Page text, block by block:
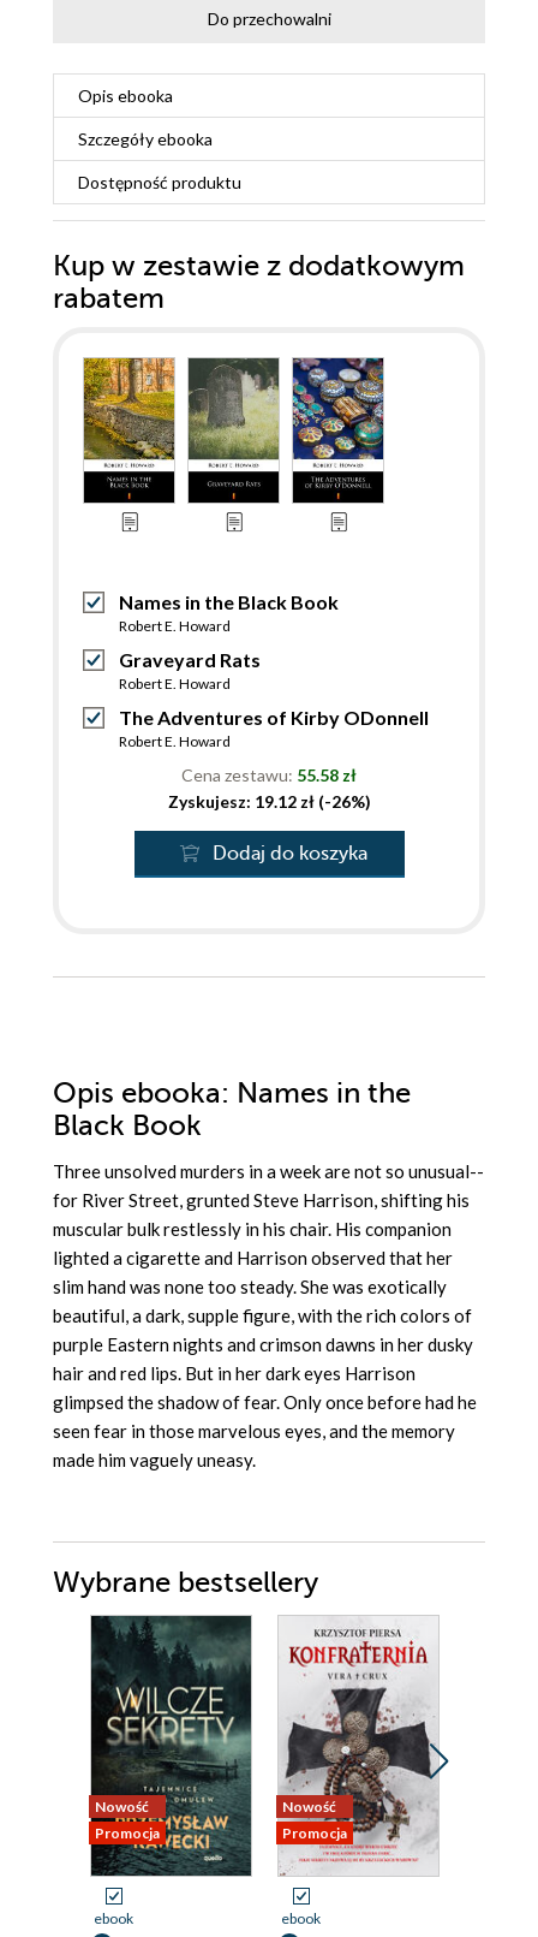
Do przechowalni
Opis ebooka
Szczegółyebooka
Dostępność produktu
Kup w zestawie z dodatkowym
rabatem
Names in the Black Book
Robert E. Howard
Graveyard Rats
Robert E. Howard
The Adventures of Kirby ODonnell
Robert E. Howard
Cena zestawu: 55.58 zł
Zyskujesz: 19.12 zł (-26%)
Dodaj do koszyka
Opis ebooka: Names in the
Black Book
Three unsolved murders in a week are not so unusual--
for River Street, grunted Steve Harrison, shifting his
muscular bulk restlessly in his chair. His companion
lighted a cigarette and Harrison observed that her
slim hand was none too steady. She was exotically
beautiful, a dark, supple figure, with the rich colors of
purple Eastern nights and crimson dawns in her dusky
hair and red lips. But in her dark eyes Harrison
glimpsed the shadow of fear. Only once before had he
seen fear in those marvelous eyes, and the memory
made him vaguely uneasy.
Wybrane bestsellery
Nowość
Promocja
ebook
Nowość
Promocja
ebook